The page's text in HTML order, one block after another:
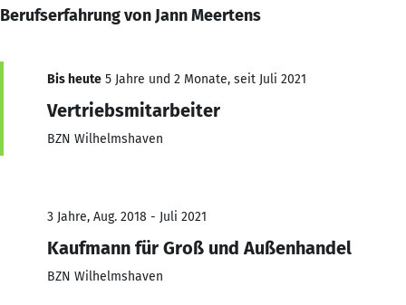
Berufserfahrung von Jann Meertens
Bis heute 5 Jahre und 2 Monate, seit Juli 2021
Vertriebsmitarbeiter
BZN Wilhelmshaven
3 Jahre, Aug. 2018 - Juli 2021
Kaufmann für Groß und Außenhandel
BZN Wilhelmshaven